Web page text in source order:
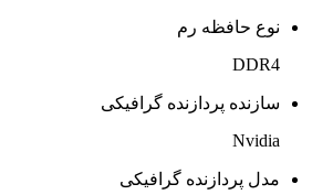
نوع حافظه رم
DDR4
سازنده پردازنده گرافیکی
Nvidia
مدل پردازنده گرافیکی